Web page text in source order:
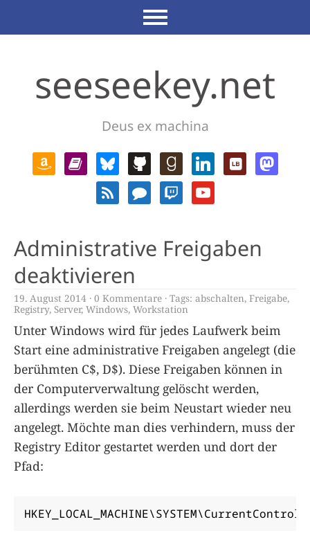
seeseekey.net
Deus ex machina
Administrative Freigaben
deaktivieren
19. August 2014 0 Kommentare Tags: abschalten, Freigabe,
Registry, Server, Windows, Workstation
Unter Windows wird für jedes Laufwerk beim
Start eine administrative Freigaben angelegt (die
berühmten C$, D$). Diese Freigaben können in
der Computerverwaltung gelöscht werden,
allerdings werden sie beim Neustart wieder neu
angelegt. Möchte man dies verhindern, muss der
Registry Editor gestartet werden und dort der
Pfad: